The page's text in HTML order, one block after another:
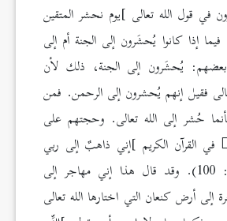
في قول الله تعالى ]يوم نحشر المتقين
إذا كانوا يُحشَرون إلى الجنة أم إلى
بعضهم: يُحشَرون إلى الجنة، ذلك لأن
فقيل إنهم يُحشرون إلى الرحمن. فمن
حُشر إلى الله تعالى. وحجتهم على
في القرآن الكريم ]إني ذاهبٌ إلى ربي
سيَهْدِينِ[(الصافات: 100). وقد قال هذا إني مهاجر إلى
إلى أرض كنعان التي اختارها الله تعالى